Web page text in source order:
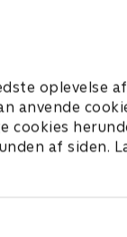
oplevelse af
anvende
af siden.
25.